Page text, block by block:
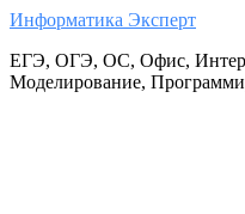
Информатика Эксперт
ЕГЭ, ОГЭ, ОС, Офис,
Моделирование,